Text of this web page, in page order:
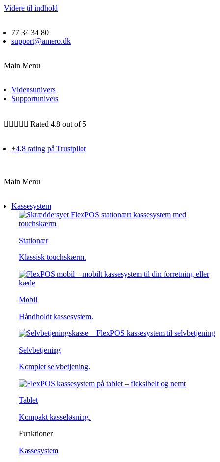
Videre til indhold
77 34 34 80
support@amero.dk
Main Menu
Vidensunivers
Supportunivers
     Rated 4.8 out of 5
+4,8 rating på Trustpilot
Main Menu
Kassesystem
Stationær
Klassisk touchskærm.
Mobil
Håndholdt kassesystem.
Selvbetjening
Komplet selvbetjening.
Tablet
Kompakt kasseløsning.
Funktioner
Kassesystem